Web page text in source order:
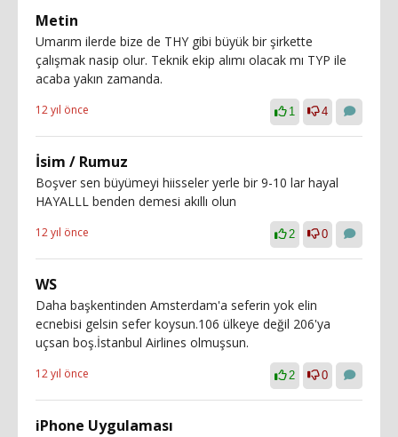
Metin
Umarım ilerde bize de THY gibi büyük bir şirkette
çalışmak nasip olur. Teknik ekip alımı olacak mı TYP ile
acaba yakın zamanda.
12 yıl önce 1 4
İsim / Rumuz
Boşver sen büyümeyi hiisseler yerle bir 9-10 lar hayal
HAYALLL benden demesi akıllı olun
12 yıl önce 2 0
WS
Daha başkentinden Amsterdam'a seferin yok elin
ecnebisi gelsin sefer koysun.106 ülkeye değil 206'ya
uçsan boş.İstanbul Airlines olmuşsun.
12 yıl önce 2 0
iPhone Uygulaması